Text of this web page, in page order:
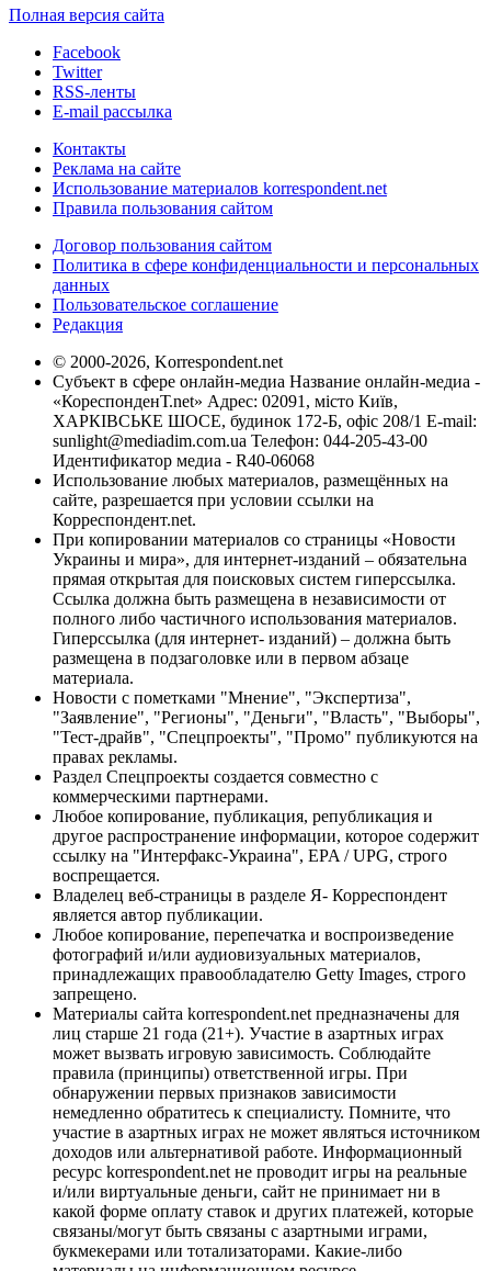
Полная версия сайта
Facebook
Twitter
RSS-ленты
E-mail рассылка
Контакты
Реклама на сайте
Использование материалов korrespondent.net
Правила пользования сайтом
Договор пользования сайтом
Политика в сфере конфиденциальности и персональных
данных
Пользовательское соглашение
Редакция
© 2000-2026, Korrespondent.net
Субъект в сфере онлайн-медиа Название онлайн-медиа -
«КореспонденТ.net» Адрес: 02091, місто Київ,
ХАРКІВСЬКЕ ШОСЕ, будинок 172-Б, офіс 208/1 E-mail:
sunlight@mediadim.com.ua Телефон: 044-205-43-00
Идентификатор медиа - R40-06068
Использование любых материалов, размещённых на
сайте, разрешается при условии ссылки на
Корреспондент.net.
При копировании материалов со страницы «Новости
Украины и мира», для интернет-изданий – обязательна
прямая открытая для поисковых систем гиперссылка.
Ссылка должна быть размещена в независимости от
полного либо частичного использования материалов.
Гиперссылка (для интернет- изданий) – должна быть
размещена в подзаголовке или в первом абзаце
материала.
Новости с пометками "Мнение", "Экспертиза",
"Заявление", "Регионы", "Деньги", "Власть", "Выборы",
"Тест-драйв", "Спецпроекты", "Промо" публикуются на
правах рекламы.
Раздел Спецпроекты создается совместно с
коммерческими партнерами.
Любое копирование, публикация, републикация и
другое распространение информации, которое содержит
ссылку на "Интерфакс-Украина", EPA / UPG, строго
воспрещается.
Владелец веб-страницы в разделе Я- Корреспондент
является автор публикации.
Любое копирование, перепечатка и воспроизведение
фотографий и/или аудиовизуальных материалов,
принадлежащих правообладателю Getty Images, строго
запрещено.
Материалы сайта korrespondent.net предназначены для
лиц старше 21 года (21+). Участие в азартных играх
может вызвать игровую зависимость. Соблюдайте
правила (принципы) ответственной игры. При
обнаружении первых признаков зависимости
немедленно обратитесь к специалисту. Помните, что
участие в азартных играх не может являться источником
доходов или альтернативой работе. Информационный
ресурс korrespondent.net не проводит игры на реальные
и/или виртуальные деньги, сайт не принимает ни в
какой форме оплату ставок и других платежей, которые
связаны/могут быть связаны с азартными играми,
букмекерами или тотализаторами. Какие-либо